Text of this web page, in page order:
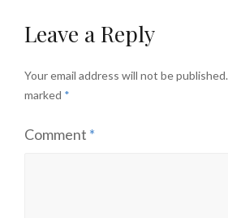
Leave a Reply
Your email address will not be published.
marked *
Comment *